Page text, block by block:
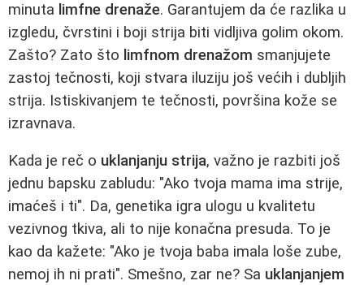
minuta limfne drenaže. Garantujem da će razlika u
izgledu, čvrstini i boji strija biti vidljiva golim okom.
Zašto? Zato što limfnom drenažom smanjujete
zastoj tečnosti, koji stvara iluziju još većih i dubljih
strija. Istiskivanjem te tečnosti, površina kože se
izravnava.
Kada je reč o uklanjanju strija, važno je razbiti još
jednu bapsku zabludu: "Ako tvoja mama ima strije,
imaćeš i ti". Da, genetika igra ulogu u kvalitetu
vezivnog tkiva, ali to nije konačna presuda. To je
kao da kažete: "Ako je tvoja baba imala loše zube,
nemoj ih ni prati". Smešno, zar ne? Sa uklanjanjem